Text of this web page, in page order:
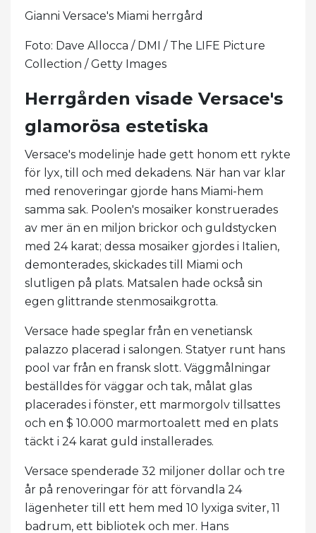
Gianni Versace's Miami herrgård
Foto: Dave Allocca / DMI / The LIFE Picture
Collection / Getty Images
Herrgården visade Versace's
glamorösa estetiska
Versace's modelinje hade gett honom ett rykte
för lyx, till och med dekadens. När han var klar
med renoveringar gjorde hans Miami-hem
samma sak. Poolen's mosaiker konstruerades
av mer än en miljon brickor och guldstycken
med 24 karat; dessa mosaiker gjordes i Italien,
demonterades, skickades till Miami och
slutligen på plats. Matsalen hade också sin
egen glittrande stenmosaikgrotta.
Versace hade speglar från en venetiansk
palazzo placerad i salongen. Statyer runt hans
pool var från en fransk slott. Väggmålningar
beställdes för väggar och tak, målat glas
placerades i fönster, ett marmorgolv tillsattes
och en $ 10.000 marmortoalett med en plats
täckt i 24 karat guld installerades.
Versace spenderade 32 miljoner dollar och tre
år på renoveringar för att förvandla 24
lägenheter till ett hem med 10 lyxiga sviter, 11
badrum, ett bibliotek och mer. Hans